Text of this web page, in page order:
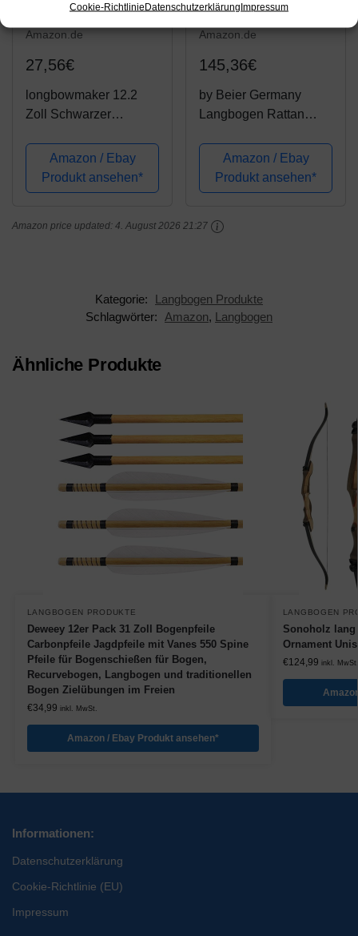
Cookie-RichtlinieDatenschutzerklärungImpressum
Amazon.de
27,56€
longbowmaker 12.2
Zoll Schwarzer
Armschutz Armschoner
aus Leder Bogensport
Zubehör
Amazon / Ebay
Produkt ansehen*
Amazon.de
145,36€
by Beier Germany
Langbogen Rattan
dunkel gebeizt 25 lbs
Amazon / Ebay
Produkt ansehen*
Amazon price updated: 4. August 2026 21:27
Kategorie:
Langbogen Produkte
Schlagwörter:
Amazon, Langbogen
Ähnliche Produkte
LANGBOGEN PRODUKTE
Deweey 12er Pack 31 Zoll Bogenpfeile
Carbonpfeile Jagdpfeile mit Vanes 550 Spine
Pfeile für Bogenschießen für Bogen,
Recurvebogen, Langbogen und traditionellen
Bogen Zielübungen im Freien
€34,99 inkl. MwSt.
Amazon / Ebay Produkt ansehen*
LANGBOGEN
Sonoholz
Ornament
€124,99 inkl. MwSt.
Informationen:
Datenschutzerklärung
Cookie-Richtlinie (EU)
Impressum